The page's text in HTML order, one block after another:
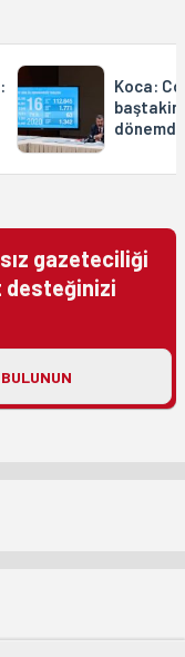
Koca:
gazeteciliği
desteğinizi